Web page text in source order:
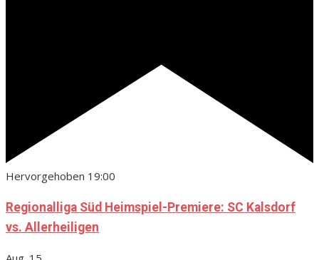
Hervorgehoben 19:00
Regionalliga Süd Heimspiel-Premiere: SC Kalsdorf
vs. Allerheiligen